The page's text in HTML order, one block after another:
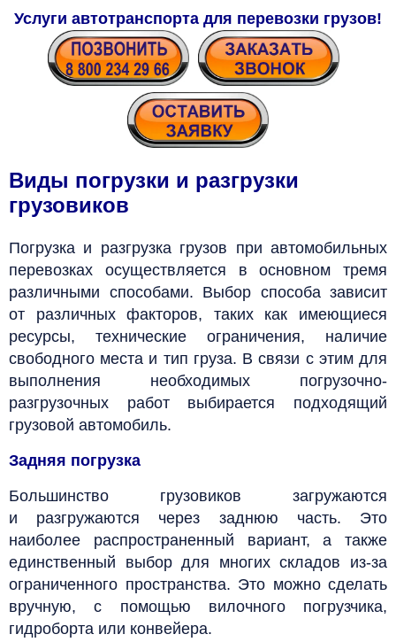
Услуги автотранспорта для перевозки грузов!
Виды погрузки и разгрузки
грузовиков
Погрузка и разгрузка грузов при автомобильных
перевозках осуществляется в основном тремя
различными способами. Выбор способа зависит
от различных факторов, таких как имеющиеся
ресурсы, технические ограничения, наличие
свободного места и тип груза. В связи с этим для
выполнения необходимых погрузочно-
разгрузочных работ выбирается подходящий
грузовой автомобиль.
Задняя погрузка
Большинство грузовиков загружаются
и разгружаются через заднюю часть. Это
наиболее распространенный вариант, а также
единственный выбор для многих складов из-за
ограниченного пространства. Это можно сделать
вручную, с помощью вилочного погрузчика,
гидроборта или конвейера.